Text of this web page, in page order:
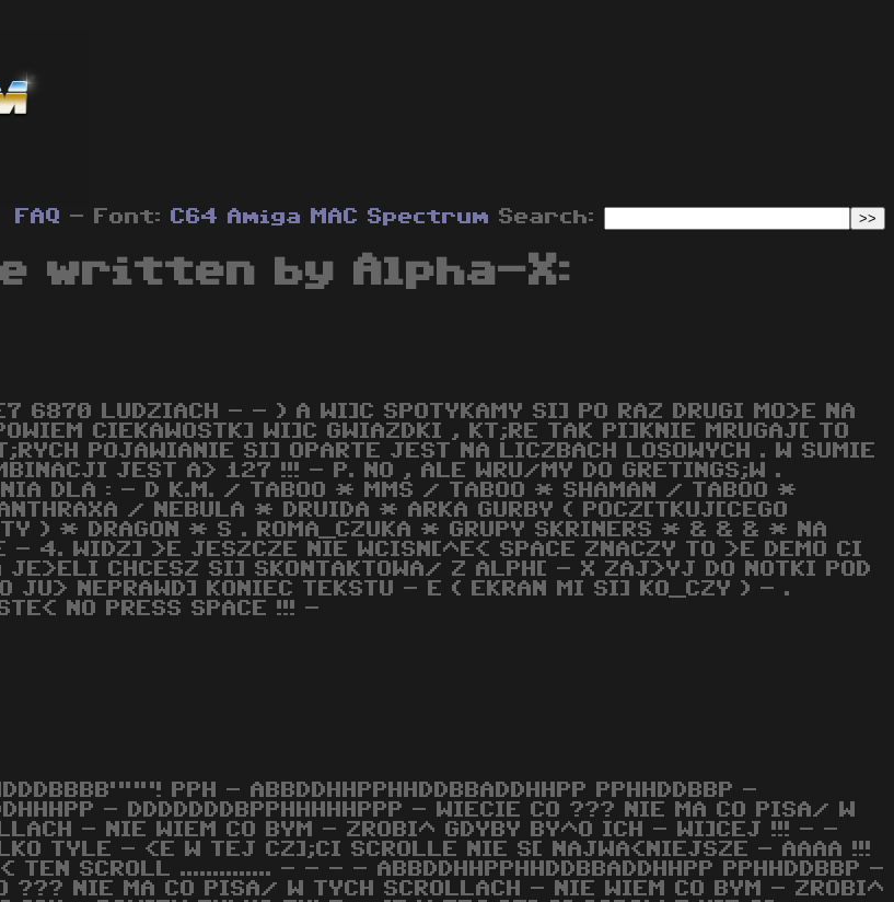
FAQ - Font: C64 Amiga MAC Spectrum Search:
written by Alpha-X:
6870 LUDZIACH - - ) A WI]C SPOTYKAMY SI] PO RAZ DRUGI MO>E NA
CIEKAWOSTK] WI]C GWIAZDKI , KT;RE TAK PI]KNIE MRUGAJ[ TO
POJAWIANIE SI] OPARTE JEST NA LICZBACH LOSOWYCH . W SUMIE
JEST A> 127 !!! - P. NO , ALE WRU/MY DO GRETINGS;W .
DLA : - D K.M. / TABOO * MMS / TABOO * SHAMAN / TABOO *
/ NEBULA * DRUIDA * ARKA GURBY ( POCZ[TKUJ[CEGO
) * DRAGON * S . ROMA_CZUKA * GRUPY SKRINERS * & & & * NA
- 4. WIDZ] >E JESZCZE NIE WCISN[^E< SPACE ZNACZY TO >E DEMO CI
JE>ELI CHCESZ SI] SKONTAKTOWA/ Z ALPH[ - X ZAJ>YJ DO NOTKI POD
JU> NEPRAWD] KONIEC TEKSTU - E ( EKRAN MI SI] KO_CZY ) - .
NO PRESS SPACE !!! -
PPH - ABBDDHHPPHHDDBBADDHHPP PPHHDDBBP -
- DDDDDDDBPPHHHHHPPP - WIECIE CO ??? NIE MA CO PISA/ W
- NIE WIEM CO BYM - ZROBI^ GDYBY BY^O ICH - WI]CEJ !!! - -
TYLE - <E W TEJ CZ];CI SCROLLE NIE S[ NAJWA<NIEJSZE - AAAA !!!
TEN SCROLL .............. - - - - ABBDDHHPPHHDDBBADDHHPP PPHHDDBBP -
??? NIE MA CO PISA/ W TYCH SCROLLACH - NIE WIEM CO BYM - ZROBI^